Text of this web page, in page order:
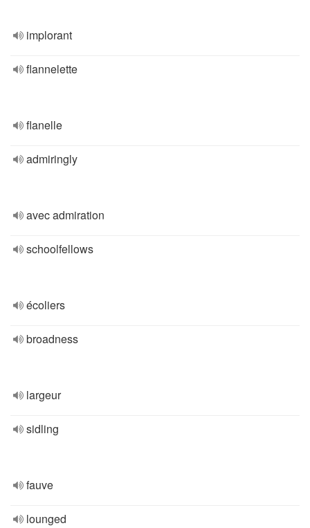
implorant
flannelette
flanelle
admiringly
avec admiration
schoolfellows
écoliers
broadness
largeur
sidling
fauve
lounged